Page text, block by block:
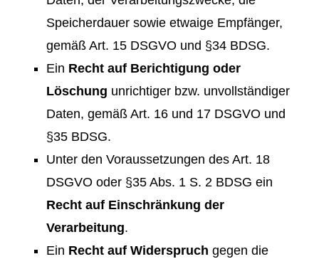
Speicherdauer sowie etwaige Empfänger,
gemäß Art. 15 DSGVO und §34 BDSG.
Ein Recht auf Berichtigung oder
Löschung unrichtiger bzw. unvollständiger
Daten, gemäß Art. 16 und 17 DSGVO und
§35 BDSG.
Unter den Voraussetzungen des Art. 18
DSGVO oder §35 Abs. 1 S. 2 BDSG ein
Recht auf Einschränkung der
Verarbeitung.
Ein Recht auf Widerspruch gegen die